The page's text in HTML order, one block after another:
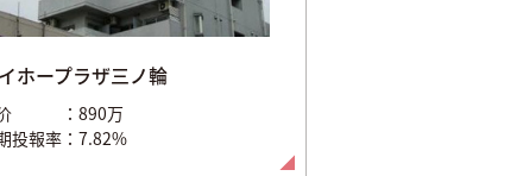
ホープラザ三ノ輪
890万
投報率
7.82%